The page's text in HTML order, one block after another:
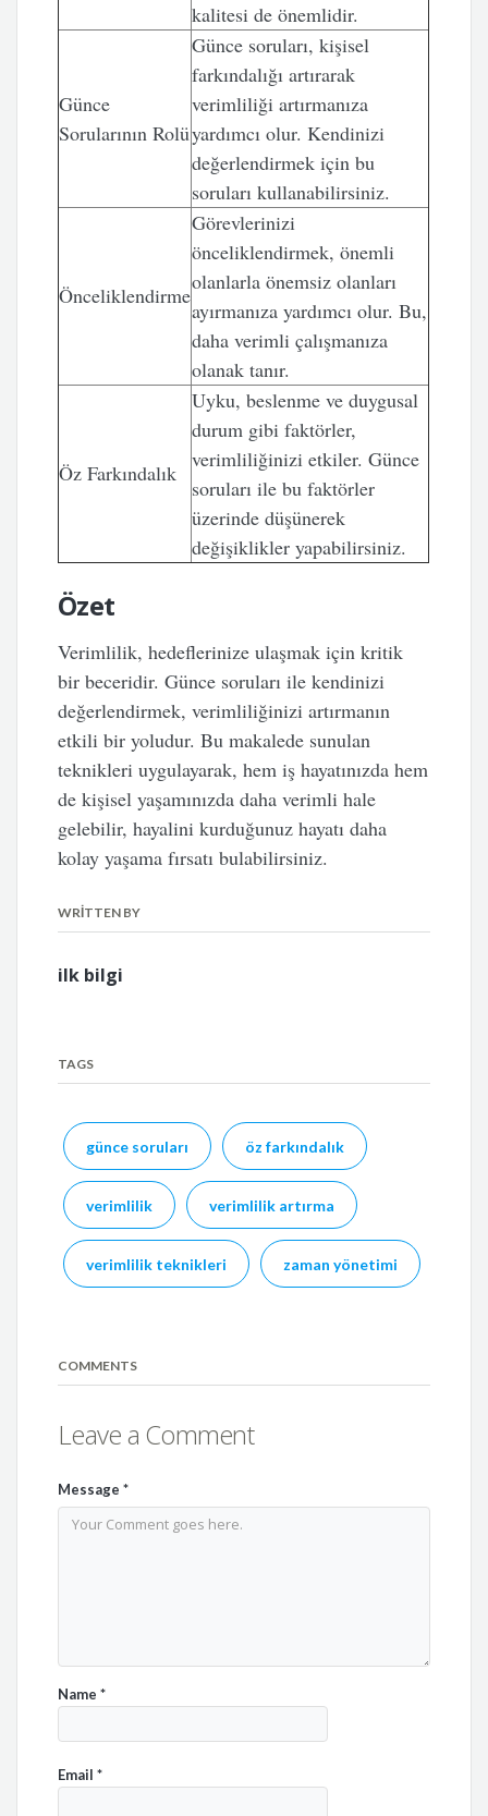
kalitesi de önemlidir.
Günce
Sorularının Rolü
Günce soruları, kişisel
farkındalığı artırarak
verimliliği artırmanıza
yardımcı olur. Kendinizi
değerlendirmek için bu
soruları kullanabilirsiniz.
Önceliklendirme
Görevlerinizi
önceliklendirmek, önemli
olanlarla önemsiz olanları
ayırmanıza yardımcı olur. Bu,
daha verimli çalışmanıza
olanak tanır.
Öz Farkındalık
Uyku, beslenme ve duygusal
durum gibi faktörler,
verimliliğinizi etkiler. Günce
soruları ile bu faktörler
üzerinde düşünerek
değişiklikler yapabilirsiniz.
Özet
Verimlilik, hedeflerinize ulaşmak için kritik
bir beceridir. Günce soruları ile kendinizi
değerlendirmek, verimliliğinizi artırmanın
etkili bir yoludur. Bu makalede sunulan
teknikleri uygulayarak, hem iş hayatınızda hem
de kişisel yaşamınızda daha verimli hale
gelebilir, hayalini kurduğunuz hayatı daha
kolay yaşama fırsatı bulabilirsiniz.
WRITTEN BY
ilk bilgi
TAGS
günce soruları öz farkındalık
verimlilik verimlilik artırma
verimlilik teknikleri zaman yönetimi
COMMENTS
Leave a Comment
Message*
Name*
Email*